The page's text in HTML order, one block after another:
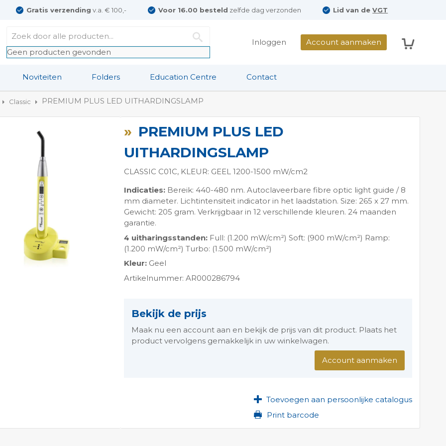
Gratis verzending v.a. € 100,- Voor 16.00 besteld zelfde dag verzonden Lid van deVGT
Geen producten gevonden
Inloggen Account aanmaken
Noviteiten Folders Education Centre Contact
Classic PREMIUM PLUS LED UITHARDINGSLAMP
PREMIUM PLUS LED
UITHARDINGSLAMP
CLASSIC C01C, KLEUR: GEEL 1200-1500 mW/cm2
Indicaties: Bereik: 440-480 nm. Autoclaveerbare fibre optic light guide / 8
mm diameter. Lichtintensiteit indicator in het laadstation. Size: 265 x 27 mm.
Gewicht: 205 gram. Verkrijgbaar in 12 verschillende kleuren. 24 maanden
garantie.
4 uitharingsstanden: Full: (1.200 mW/cm²) Soft: (900 mW/cm²) Ramp:
(1.200 mW/cm²) Turbo: (1.500 mW/cm²)
Kleur: Geel
Artikelnummer: AR000286794
Bekijk de prijs
Maak nu een account aan en bekijk de prijs van dit product. Plaats het
product vervolgens gemakkelijk in uw winkelwagen.
Account aanmaken
Toevoegen aan persoonlijke catalogus
Print barcode